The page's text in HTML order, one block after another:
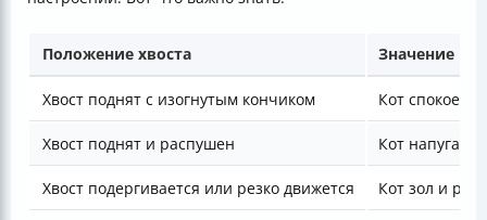
Положение хвоста Значение
Хвост поднят с изогнутым кончиком Кот спокоен
Хвост поднят и распушен Кот напуган
Хвост подергивается или резко движется Кот зол и